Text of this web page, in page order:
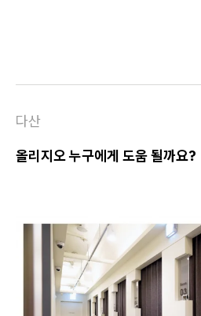
다산
올리지오 누구에게 도움 될까요?